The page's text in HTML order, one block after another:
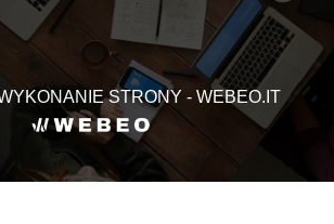
STRONY - WEBEO.IT